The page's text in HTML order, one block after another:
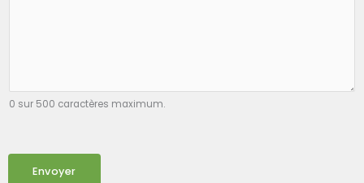
0 sur 500 caractères maximum.
Envoyer